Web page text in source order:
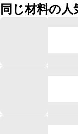
同じ材料の